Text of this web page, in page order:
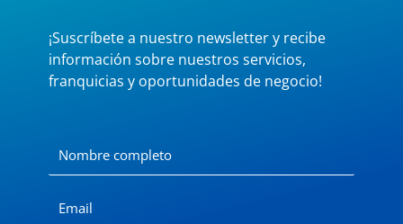
¡Suscríbete a nuestro newsletter y recibe
información sobre nuestros servicios,
franquicias y oportunidades de negocio!